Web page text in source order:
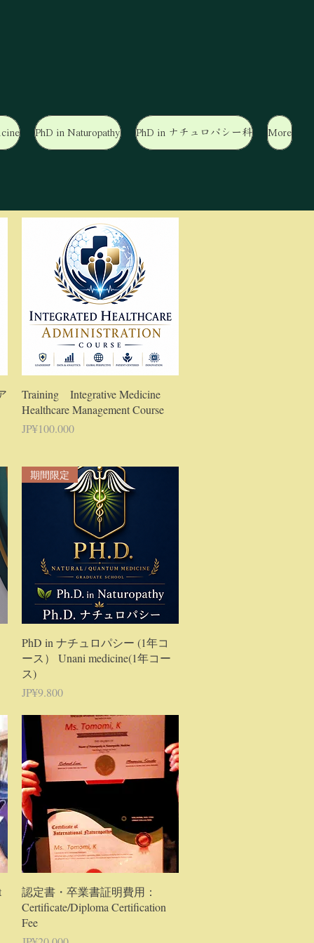
PhD in Naturopathy PhD in ナチュロパシー科 More
Tampilan Cepat
Training Integrative Medicine
Healthcare Management Course
Harga
JP¥100.000
Tampilan Cepat
期間限定
PhD in ナチュロパシー (1年コ
ース） Unani medicine(1年コー
ス)
Harga
JP¥9.800
Tampilan Cepat
認定書・卒業書証明費用：
Certificate/Diploma Certification
Fee